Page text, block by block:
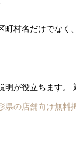
村名だけでな
が役立ちます
県の店舗向け無料